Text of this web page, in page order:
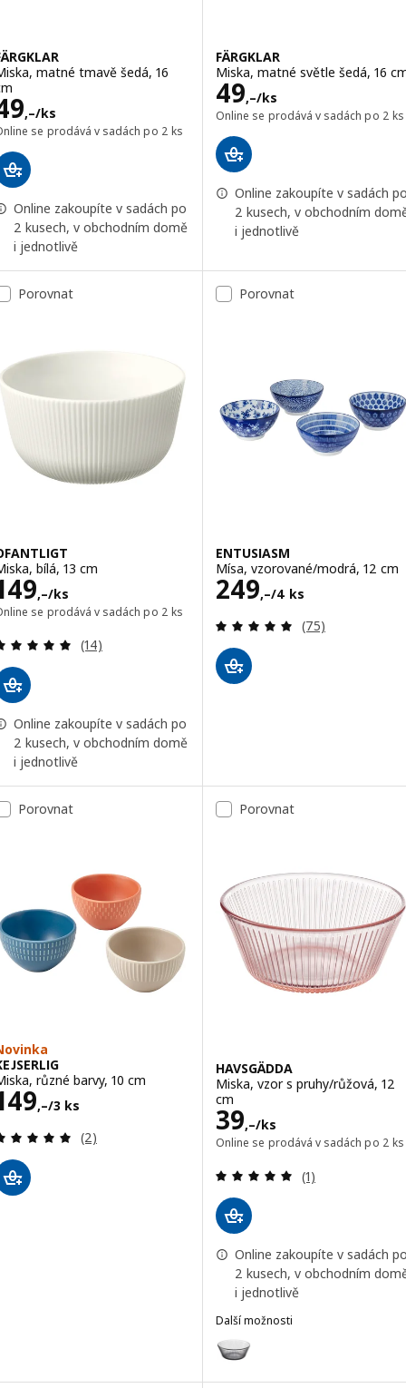
matné tmavě šedá, 16
,–/ks49,–/ks
se prodává v sadách po 2 ks
Online zakoupíte v sadách po
2 kusech, v obchodním domě
i jednotlivě
FÄRGKLAR
Miska, matné světle šedá, 16
49,–/ks
Cena 49,–/ks
Online se prodává v sadách po 2 ks
Online zakoupíte v sadách
2 kusech, v obchodním
i jednotlivě
Porovnat
bílá, 13 cm
,–/ks149,–/ks
se prodává v sadách po 2 ks
Recenze: 4.9 z 5 hvězdy. Celkem recenzí:
(14)
Online zakoupíte v sadách po
2 kusech, v obchodním domě
i jednotlivě
Porovnat
ENTUSIASM
Mísa, vzorované/modrá, 12 cm
249,–/4 ks
Cena 249,–/4
Recenze: 4.9 z
(75)
Porovnat
různé barvy, 10 cm
,–/3 ks
149,–/3 ks
Recenze: 5 z 5 hvězdy. Celkem recenzí:
(2)
Porovnat
HAVSGÄDDA
Miska, vzor s pruhy/růžová, 12
cm
39,–/ks
Cena 39,–/ks
Online se prodává v sadách po 2 ks
Recenze: 5 z 5
(1)
Online zakoupíte v sadách
2 kusech, v obchodním
i jednotlivě
Další možnosti
Možnost: HAVSGÄDDA, Miska,